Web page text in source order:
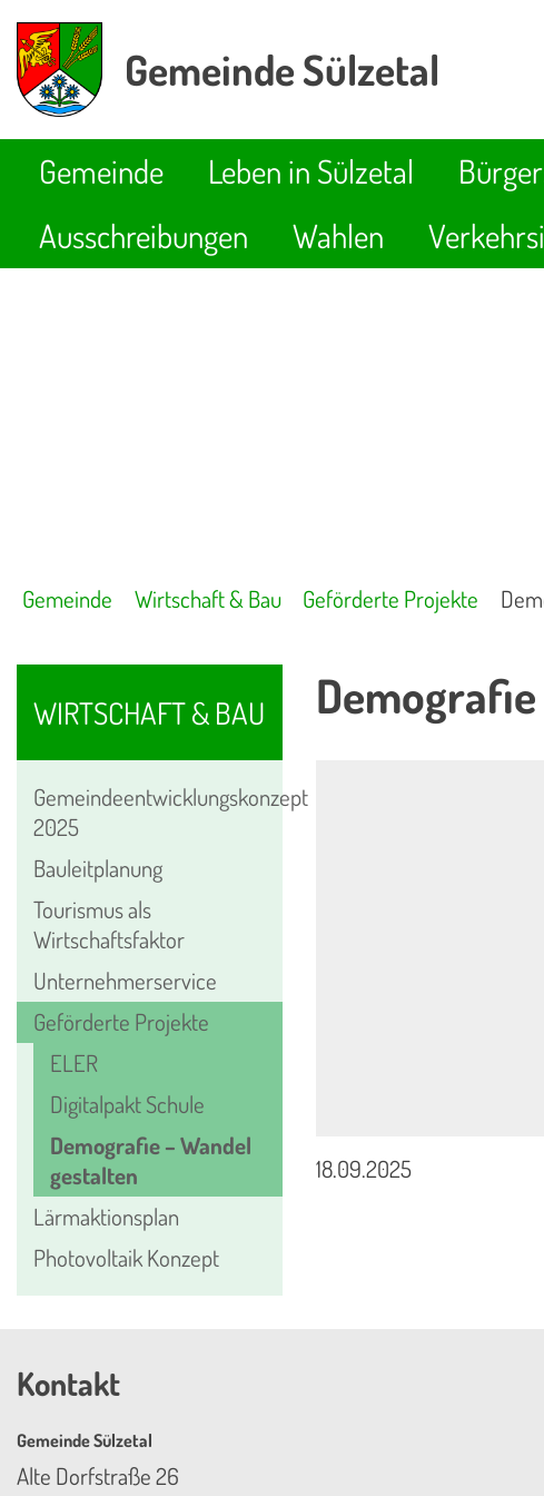
Gemeinde Sülzetal
Gemeinde Leben in Sülzetal
Ausschreibungen
Wahlen
Gemeinde Wirtschaft & Bau Geförderte Projekte
WIRTSCHAFT & BAU
Gemeindeentwicklungskonzept
2025
Bauleitplanung
Tourismus als
Wirtschaftsfaktor
Unternehmerservice
Geförderte Projekte
ELER
Digitalpakt Schule
Demografie – Wandel
gestalten
Lärmaktionsplan
Photovoltaik Konzept
18.09.2025
Kontakt
Gemeinde Sülzetal
Alte Dorfstraße 26